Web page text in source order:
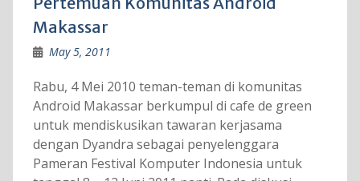
Makassar
May 5, 2011
Rabu, 4 Mei 2010 teman-teman di komunitas
Android Makassar berkumpul di cafe de green
untuk mendiskusikan tawaran kerjasama
dengan Dyandra sebagai penyelenggara
Pameran Festival Komputer Indonesia untuk